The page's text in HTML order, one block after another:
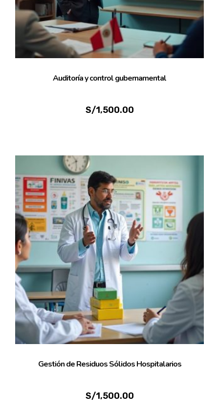
Auditoría y control gubernamental
S/1,500.00
Gestión de Residuos Sólidos Hospitalarios
S/1,500.00